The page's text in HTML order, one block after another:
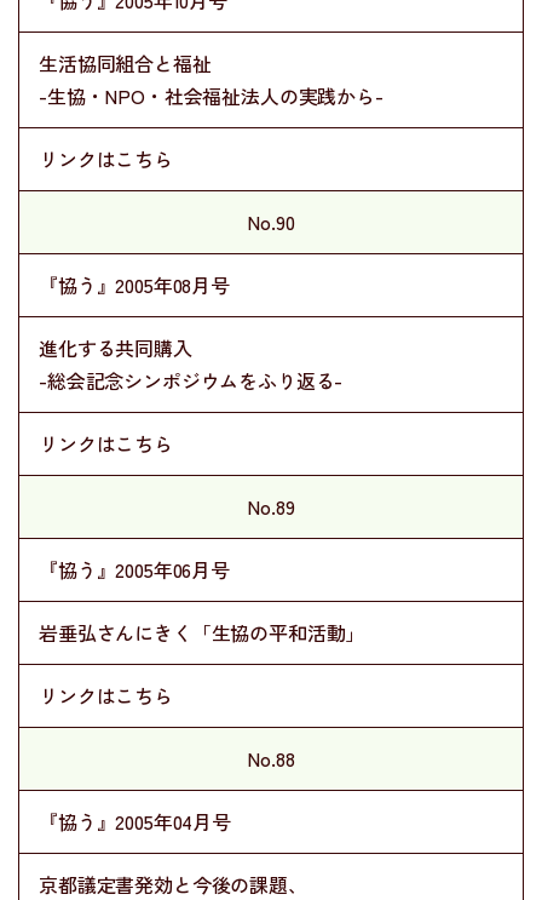
生活協同組合と福祉
-生協・NPO・社会福祉法人の実践から-
リンクはこちら
No.90
『協う』2005年08月号
進化する共同購入
-総会記念シンポジウムをふり返る-
リンクはこちら
No.89
『協う』2005年06月号
岩垂弘さんにきく「生協の平和活動」
リンクはこちら
No.88
『協う』2005年04月号
京都議定書発効と今後の課題、